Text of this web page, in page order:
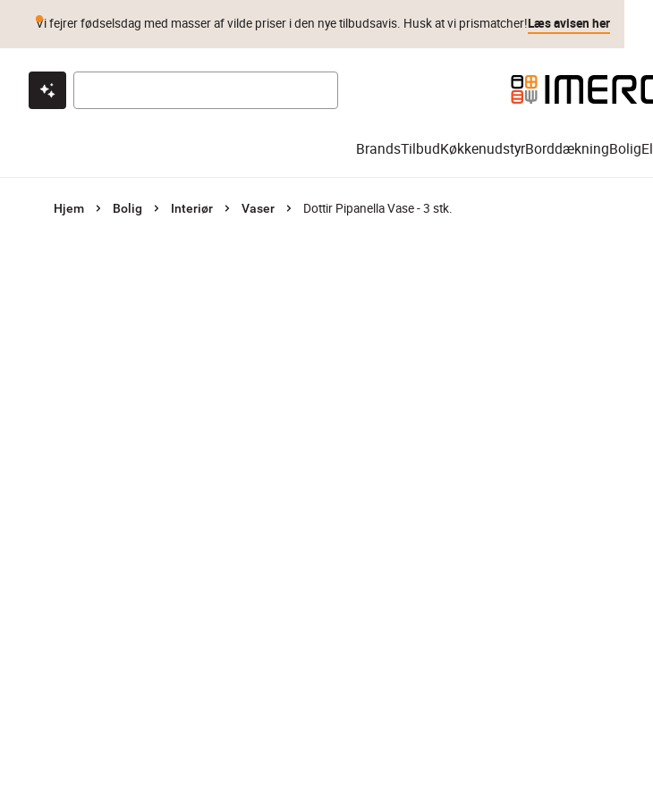
Klik & hent Byt i 1 år Prismatch
Vi fejrer fødselsdag med masser af vilde priser i den nye tilbudsavis. Husk at vi prismatcher!Læs avisen her
BrandsTilbudKøkkenudstyrBorddækningBoligEl
Hjem Bolig Interiør Vaser Dottir Pipanella Vase - 3 stk.